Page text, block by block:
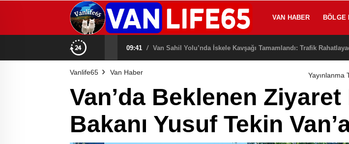
VAN HABER BÖLGE
09:41 / Van Sahil Yolu’nda İskele Kavşağı Tamamlandı: Trafik
Vanlife65 Van Haber Yayınlanma
Van’da Beklenen
Bakanı Yusuf Tekin